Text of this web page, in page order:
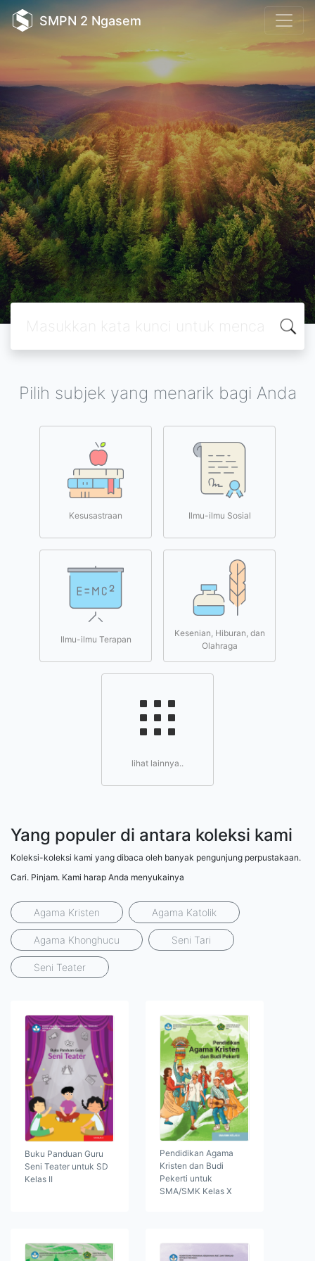
SMPN 2 Ngasem
Pilih subjek yang menarik bagi Anda
Kesusastraan Ilmu-ilmu Sosial
Ilmu-ilmu Terapan
Kesenian, Hiburan, dan
Olahraga
lihat lainnya..
Yang populer di antara koleksi kami
Koleksi-koleksi kami yang dibaca oleh banyak pengunjung perpustakaan.
Cari. Pinjam. Kami harap Anda menyukainya
Agama Kristen Agama Katolik
Agama Khonghucu Seni Tari
Seni Teater
Buku Panduan Guru
Seni Teater untuk SD
Kelas II
Pendidikan Agama
Kristen dan Budi
Pekerti untuk
SMA/SMK Kelas X